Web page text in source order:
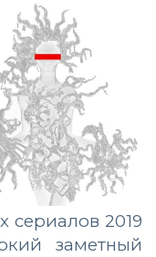
сериалов 2019
заметный